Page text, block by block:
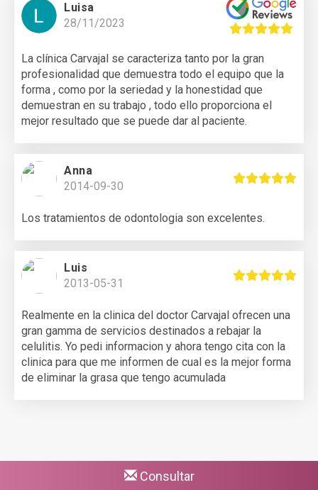
Luisa
28/11/2023
La clínica Carvajal se caracteriza tanto por la gran
profesionalidad que demuestra todo el equipo que la
forma , como por la seriedad y la honestidad que
demuestran en su trabajo , todo ello proporciona el
mejor resultado que se puede dar al paciente.
Anna
2014-09-30
Los tratamientos de odontologia son excelentes.
Lui­s
2013-05-31
Realmente en la clinica del doctor Carvajal ofrecen una
gran gamma de servicios destinados a rebajar la
celulitis. Yo pedi informacion y ahora tengo cita con la
clinica para que me informen de cual es la mejor forma
de eliminar la grasa que tengo acumulada
Consultar